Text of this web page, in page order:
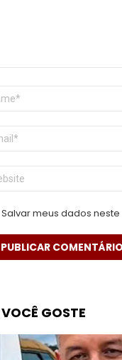
Salvar meus dados
GOSTE